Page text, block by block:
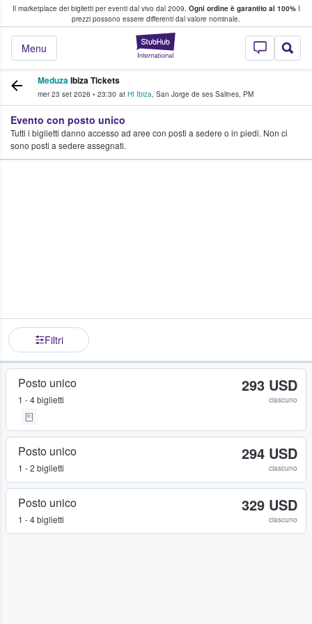
Il marketplace dei biglietti per eventi dal vivo dal 2009. Ogni ordine è garantito al 100%I
prezzi possono essere differenti dal valore nominale.
StubHub - Dove
Menu
fan comprano e vendono biglietti
MeduzaIbiza Tickets
mer 23 set 2026 • 23:30 at Hï Ibiza, San Jorge de ses Salines, PM
Evento con posto unico
Tutti i biglietti danno accesso ad aree con posti a sedere o in piedi. Non ci
sono posti a sedere assegnati.
Filtri
Posto unico
1 - 4 biglietti
293 USD
ciascuno
Posto unico
1 - 2 biglietti
294 USD
ciascuno
Posto unico
1 - 4 biglietti
329 USD
ciascuno